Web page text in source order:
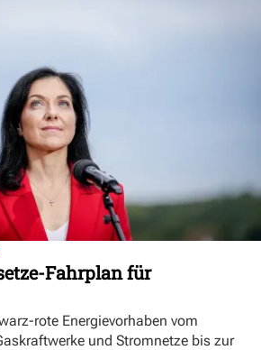
Fahrplan für
rote Energievorhaben vom
und Stromnetze bis zur